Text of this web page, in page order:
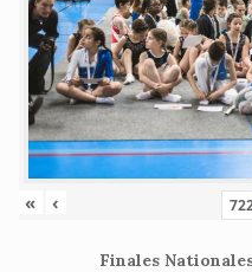
« ‹
Finales